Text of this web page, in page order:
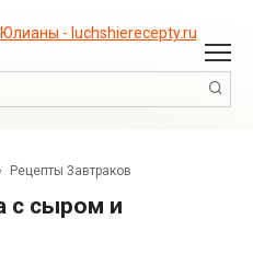
Рецепты Завтраков